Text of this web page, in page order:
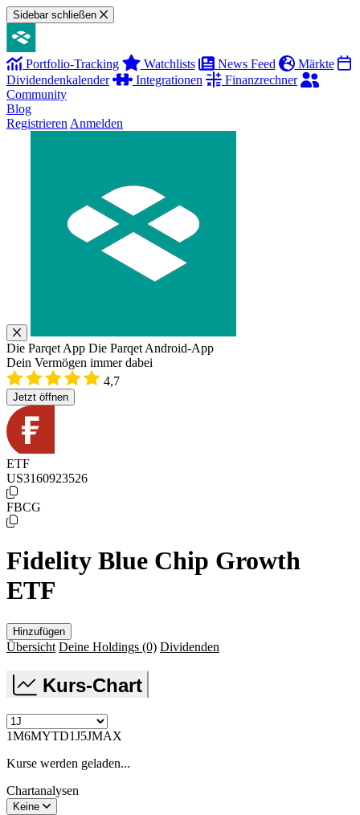
Sidebar schließen
Portfolio-Tracking Watchlists News Feed
Märkte
Dividendenkalender
Integrationen
Finanzrechner
Community
Blog
Registrieren Anmelden
Die Parqet App Die Parqet Android-App
Dein Vermögen immer dabei
4,7
Jetzt öffnen
ETF
US3160923526
FBCG
Fidelity Blue Chip Growth
ETF
Hinzufügen
Übersicht Deine Holdings (0) Dividenden
Kurs-Chart
1M6MYTD1J5JMAX
Kurse werden geladen...
Chartanalysen
Keine